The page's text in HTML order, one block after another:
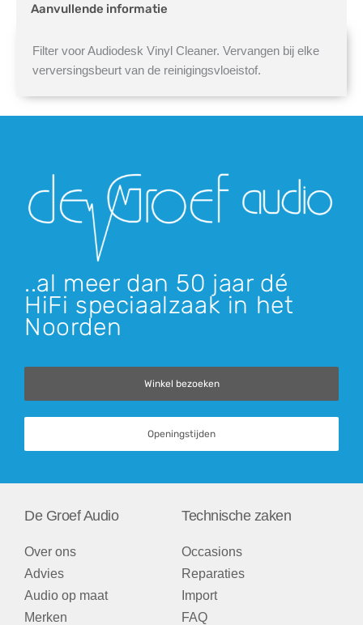
Aanvullende informatie
Filter voor Audiodesk Vinyl Cleaner. Vervangen bij elke
verversingsbeurt van de reinigingsvloeistof.
..al meer dan 50 jaar dé
HiFi speciaalzaak in het
Noorden
Winkel bezoeken
Openingstijden
De Groef Audio
Over ons
Advies
Audio op maat
Merken
Technische zaken
Occasions
Reparaties
Import
FAQ